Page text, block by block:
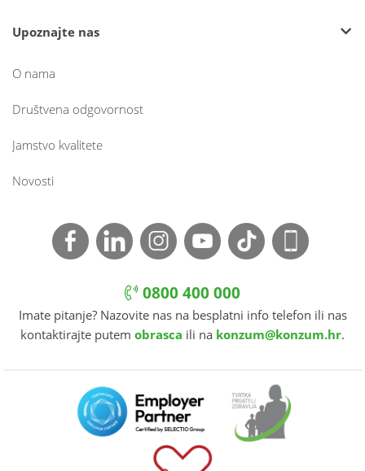
Upoznajte nas
O nama
Društvena odgovornost
Jamstvo kvalitete
Novosti
0800 400 000
Imate pitanje? Nazovite nas na besplatni info telefon ili nas
kontaktirajte putem obrasca ili na konzum@konzum.hr.